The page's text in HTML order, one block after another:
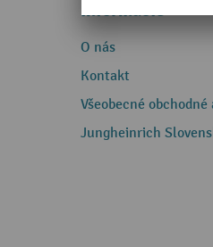
Informácie
O nás
Kontakt
Všeobecné
Jungheinrich